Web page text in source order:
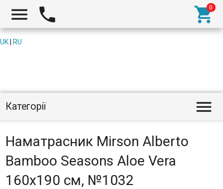
  
UK RU
Категорії 
Наматрасник Mirson Alberto
Bamboo Seasons Aloe Vera
160x190 см, №1032